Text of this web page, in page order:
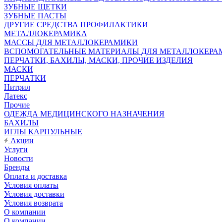
ЗУБНЫЕ ЩЕТКИ
ЗУБНЫЕ ПАСТЫ
ДРУГИЕ СРЕДСТВА ПРОФИЛАКТИКИ
МЕТАЛЛОКЕРАМИКА
МАССЫ ДЛЯ МЕТАЛЛОКЕРАМИКИ
ВСПОМОГАТЕЛЬНЫЕ МАТЕРИАЛЫ ДЛЯ
ПЕРЧАТКИ, БАХИЛЫ, МАСКИ, ПРОЧИЕ ИЗДЕЛИЯ
МАСКИ
ПЕРЧАТКИ
Нитрил
Латекс
Прочие
ОДЕЖДА МЕДИЦИНСКОГО НАЗНАЧЕНИЯ
БАХИЛЫ
ИГЛЫ КАРПУЛЬНЫЕ
Акции
Услуги
Новости
Бренды
Оплата и доставка
Условия оплаты
Условия доставки
Условия возврата
О компании